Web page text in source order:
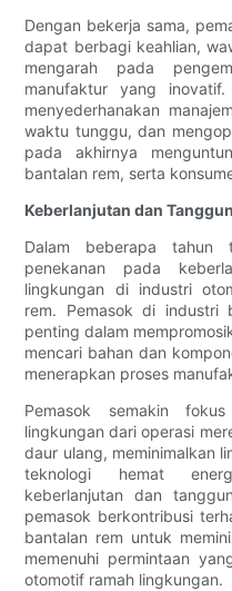
Dengan bekerja sama,
dapat berbagi keahlian,
mengarah pada
manufaktur yang
menyederhanakan
waktu tunggu, dan
pada akhirnya
bantalan rem, serta
Keberlanjutan dan
Dalam beberapa tahun
penekanan pada
lingkungan di industri
rem. Pemasok di industri
penting dalam
mencari bahan dan
menerapkan proses
Pemasok semakin
lingkungan dari operasi
daur ulang, meminimalkan
teknologi hemat
keberlanjutan dan
pemasok berkontribusi
bantalan rem untuk
memenuhi permintaan
otomotif ramah lingkungan.